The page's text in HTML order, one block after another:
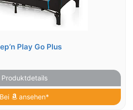
Play Go Plus
Produktdetails
Bei ansehen*